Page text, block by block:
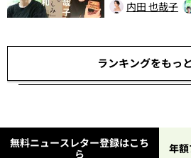
内田 也哉子
ランキングをもっ
無料ニュースレター登録はこち
ら
年